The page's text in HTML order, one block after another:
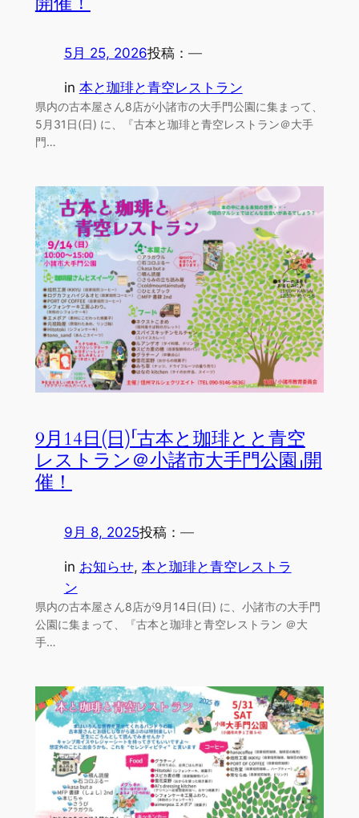
5月 25, 2026投稿： —
in 本と珈琲と青空レストラン
県内の古本屋さん8店が小諸市の大手門公園に集まって、
5月31日(日) に、『古本と珈琲と青空レストラン＠大手
門…
9月14日(日)「古本と珈琲とと青空
レストラン＠小諸市大手門公園」開
催！
9月 8, 2025投稿： —
in お知らせ, 本と珈琲と青空レストラ
ン
県内の古本屋さん8店が9月14日(日) に、小諸市の大手門
公園に集まって、『古本と珈琲と青空レストラン ＠大
手…